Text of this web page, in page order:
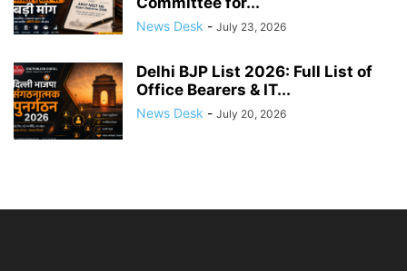
News Desk - July 23, 2026
Delhi BJP List 2026: Full List of
Office Bearers & IT...
News Desk - July 20, 2026